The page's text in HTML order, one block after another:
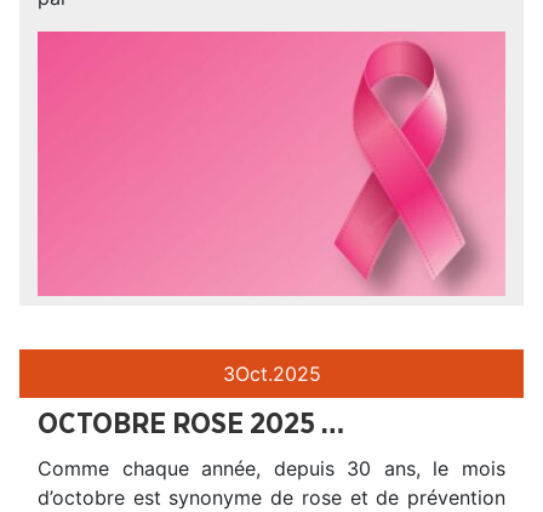
3Oct.2025
OCTOBRE ROSE 2025 …
Comme chaque année, depuis 30 ans, le mois
d’octobre est synonyme de rose et de prévention